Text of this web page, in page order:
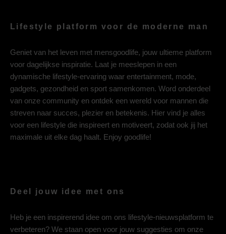
Lifestyle platform voor de moderne man
Geniet van het leven met mensgoodlife, jouw ultieme platform
voor dagelijkse inspiratie. Laat je meeslepen in een
dynamische lifestyle-ervaring waar entertainment, mode,
gadgets, gezondheid en sport samenkomen. Word onderdeel
van onze community en ontdek een wereld voor mannen die
streven naar succes, plezier en betekenis. Hier vind je alles
voor een lifestyle die inspireert en motiveert, zodat ook jij het
maximale uit elke dag haalt. Enjoy goodlife!
Deel jouw idee met ons
Heb je een inspirerend idee om ons lifestyle-nieuwsplatform te
verbeteren? We staan open voor jouw suggesties om onze